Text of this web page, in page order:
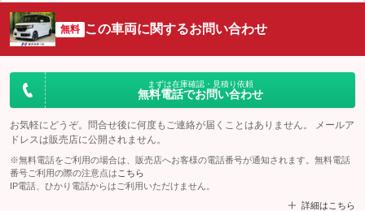
無料 この車両に関するお問い合わせ
まずは在庫確認・見積り依頼
無料電話でお問い合わせ
お気軽にどうぞ。問合せ後に何度もご連絡が届くことはありません。 メールア
ドレスは販売店に公開されません。
※無料電話をご利用の場合は、販売店へお客様の電話番号が通知されます。無料電話
番号ご利用の際の注意点は こちら
IP電話、ひかり電話からはご利用いただけません。
詳細はこちら